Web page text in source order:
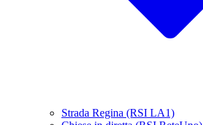
Strada Regina (RSI LA1)